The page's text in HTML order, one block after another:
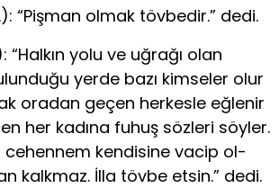
“Pişman olmak tövbedir.” dedi.
yolu ve uğrağı olan
yerde bazı kimseler olur
ora­dan geçen herkesle eğlenir
her kadına fuhuş sözleri söyler.
cehennem kendisine vacip ol­
kalkmaz. İlla tövbe etsin.” dedi.